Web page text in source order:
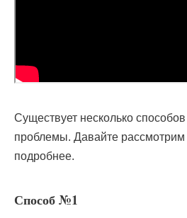
Существует несколько
проблемы. Давайте
подробнее.
Способ №1